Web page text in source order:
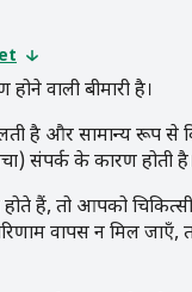
वाली बीमारी है।
है और सामान्य रूप से
संपर्क के कारण होती
हैं, तो आपको
वापस न मिल जाएँ,